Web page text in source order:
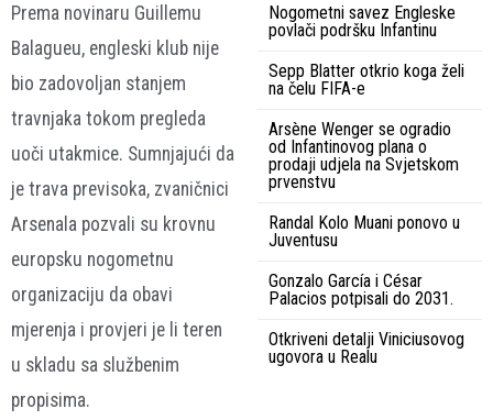
Prema novinaru Guillemu
Balagueu, engleski klub nije
bio zadovoljan stanjem
travnjaka tokom pregleda
uoči utakmice. Sumnjajući da
je trava previsoka, zvaničnici
Arsenala pozvali su krovnu
europsku nogometnu
organizaciju da obavi
mjerenja i provjeri je li teren
u skladu sa službenim
propisima.
Nogometni savez Engleske
povlači podršku Infantinu
Sepp Blatter otkrio koga želi
na čelu FIFA-e
Arsène Wenger se ogradio
od Infantinovog plana o
prodaji udjela na Svjetskom
prvenstvu
Randal Kolo Muani ponovo u
Juventusu
Gonzalo García i César
Palacios potpisali do 2031.
Otkriveni detalji Viniciusovog
ugovora u Realu